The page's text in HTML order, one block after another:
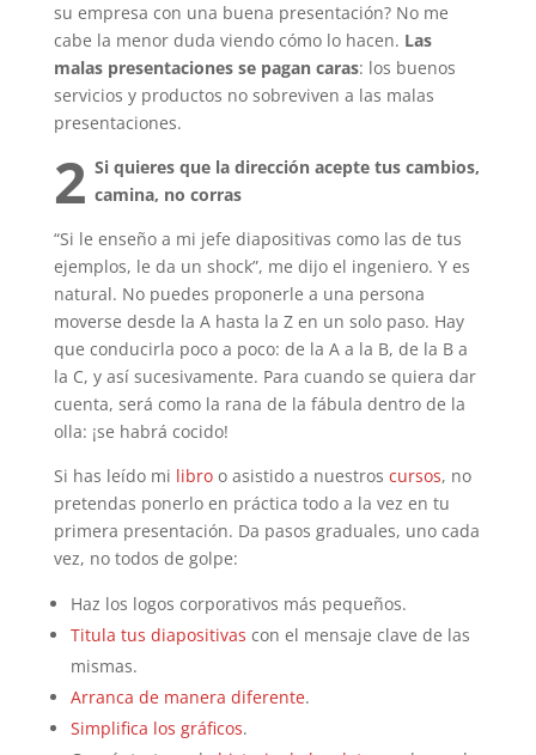
su empresa con una buena presentación? No me
cabe la menor duda viendo cómo lo hacen. Las
malas presentaciones se pagan caras: los buenos
servicios y productos no sobreviven a las malas
presentaciones.
2 Si quieres que la dirección acepte tus cambios,
camina, no corras
“Si le enseño a mi jefe diapositivas como las de tus
ejemplos, le da un shock”, me dijo el ingeniero. Y es
natural. No puedes proponerle a una persona
moverse desde la A hasta la Z en un solo paso. Hay
que conducirla poco a poco: de la A a la B, de la B a
la C, y así sucesivamente. Para cuando se quiera dar
cuenta, será como la rana de la fábula dentro de la
olla: ¡se habrá cocido!
Si has leído mi libroo asistido a nuestros cursos, no
pretendas ponerlo en práctica todo a la vez en tu
primera presentación. Da pasos graduales, uno cada
vez, no todos de golpe:
Haz los logos corporativos más pequeños.
Titula tus diapositivas con el mensaje clave de las
mismas.
Arranca de manera diferente.
Simplifica los gráficos.